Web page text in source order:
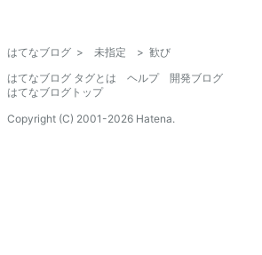
はてなブログ > 未指定 > 歓び
はてなブログ タグとは
ヘルプ
開発ブログ
はてなブログトップ
Copyright (C) 2001-2026 Hatena.